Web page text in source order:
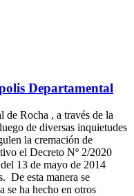
Departamental
de Rocha , a través de la
de diversas inquietudes
la cremación de
el Decreto Nº 2/2020
13 de mayo de 2014
De esta manera se
se ha hecho en otros